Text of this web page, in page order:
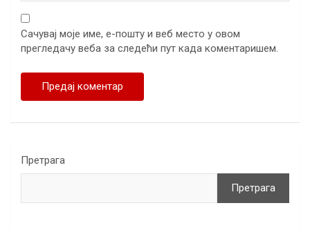
Сачувај моје име, е-пошту и веб место у овом
прегледачу веба за следећи пут када коментаришем.
Претрага
Претрага